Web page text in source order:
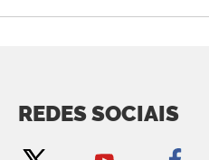
REDES SOCIAIS